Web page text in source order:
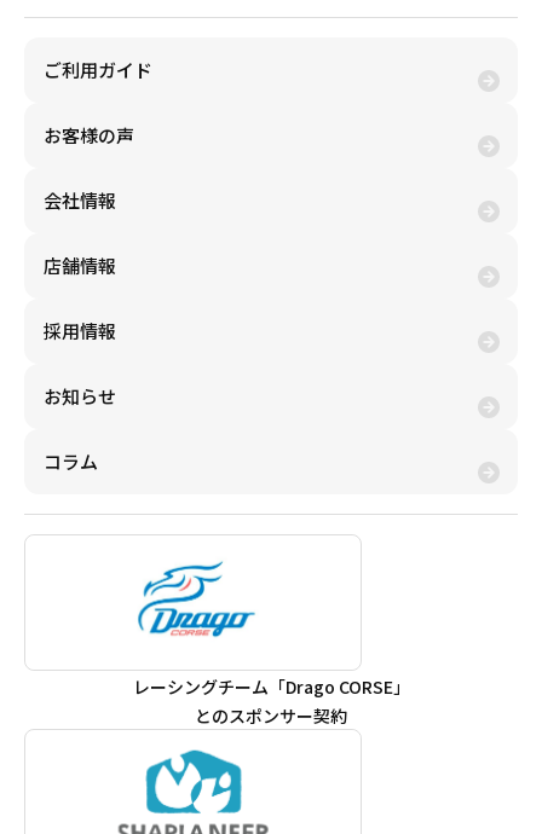
ご利用ガイド
お客様の声
会社情報
店舗情報
採用情報
お知らせ
コラム
レーシングチーム「Drago CORSE」
とのスポンサー契約